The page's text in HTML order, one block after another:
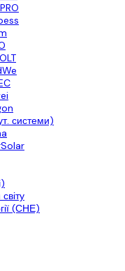
системи)
(СНЕ)